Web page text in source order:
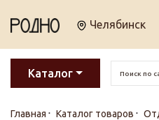
Челябинск
Каталог
Главная Каталог товаров